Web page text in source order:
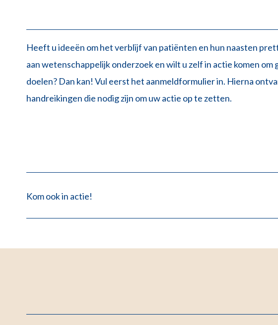
Heeft u ideeën om het verblijf van patiënten en hun naasten
aan wetenschappelijk onderzoek en wilt u zelf in actie komen om
doelen? Dan kan! Vul eerst het aanmeldformulier in. Hierna
handreikingen die nodig zijn om uw actie op te zetten.
Kom ook in actie!